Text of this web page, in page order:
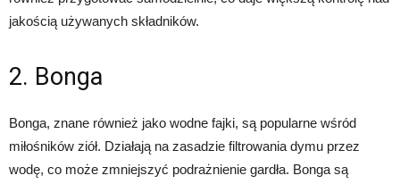
jakością używanych składników.
2. Bonga
Bonga, znane również jako wodne fajki, są popularne wśród
miłośników ziół. Działają na zasadzie filtrowania dymu przez
wodę, co może zmniejszyć podrażnienie gardła. Bonga są